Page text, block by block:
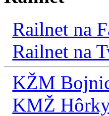
Railnet na
Railnet na
KŽM
KMŽ